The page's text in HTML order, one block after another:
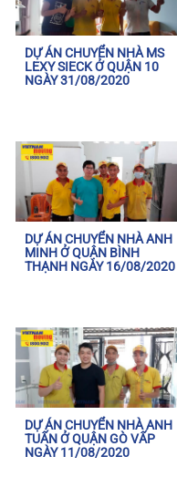
DỰ ÁN CHUYỂN NHÀ MS
LEXY SIECK Ở QUẬN 10
NGÀY 31/08/2020
DỰ ÁN CHUYỂN NHÀ ANH
MINH Ở QUẬN BÌNH
THẠNH NGÀY 16/08/2020
DỰ ÁN CHUYỂN NHÀ ANH
TUẤN Ở QUẬN GÒ VẤP
NGÀY 11/08/2020